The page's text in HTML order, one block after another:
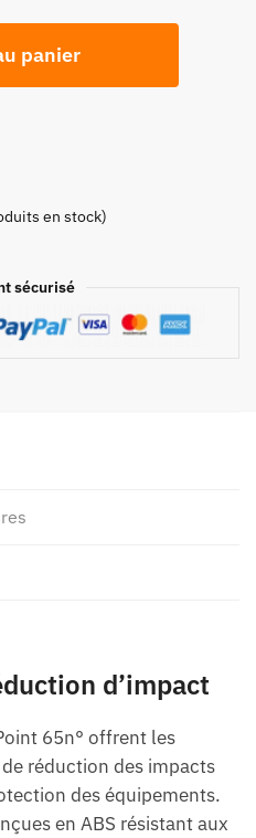
panier
en stock)
sécurisé
d’impact
65n° offrent les
réduction des impacts
des équipements.
en ABS résistant aux